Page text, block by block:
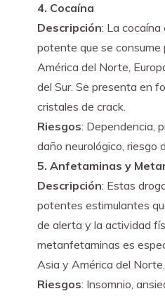
4. Cocaína
Descripción: La cocaína
potente que se consume
América del Norte,
del Sur. Se presenta en
cristales de crack.
Riesgos: Dependencia,
daño neurológico, riesgo
5. Anfetaminas y
Descripción: Estas
potentes estimulantes
de alerta y la actividad
metanfetaminas es
Asia y América del Norte.
Riesgos: Insomnio,